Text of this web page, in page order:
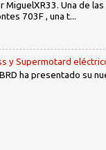
MiguelXR33. Una de
703F , una t...
y Supermotard
ha presentado su